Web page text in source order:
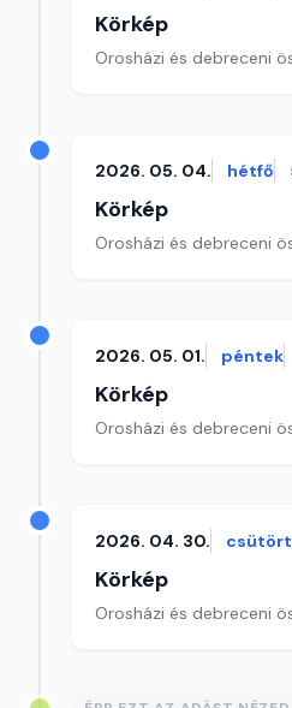
Körkép
Orosházi és debreceni
2026. 05. 04. hétfő
Körkép
Orosházi és debreceni
2026. 05. 01. péntek
Körkép
Orosházi és debreceni
2026. 04. 30.
Körkép
Orosházi és debreceni